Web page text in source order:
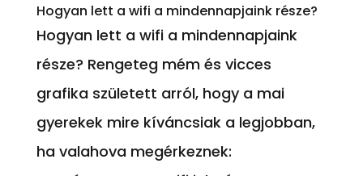
Hogyan lett a wifi a mindennapjaink része?
Hogyan lett a wifi a mindennapjaink
része? Rengeteg mém és vicces
grafika született arról, hogy a mai
gyerekek mire kíváncsiak a legjobban,
ha valahova megérkeznek: